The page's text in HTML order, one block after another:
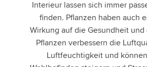
Interieur lassen sich immer
finden. Pflanzen haben auch
Wirkung auf die Gesundheit
Pflanzen verbessern die
Luftfeuchtigkeit und